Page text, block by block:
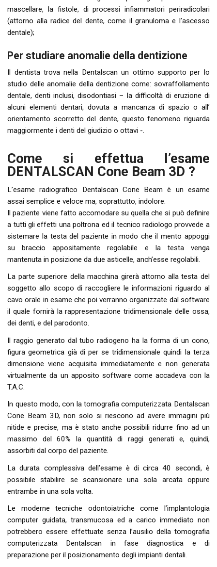
mascellare, la fistole, di processi infiammatori periradicolari
(attorno alla radice del dente, come il granuloma e l’ascesso
dentale);
Per studiare anomalie della dentizione
Il dentista trova nella Dentalscan un ottimo supporto per lo
studio delle anomalie della dentizione come: sovraffollamento
dentale, denti inclusi, disodontiasi – la difficoltà di eruzione di
alcuni elementi dentari, dovuta a mancanza di spazio o all’
orientamento scorretto del dente, questo fenomeno riguarda
maggiormente i denti del giudizio o ottavi -.
Come si effettua l’esame
DENTALSCAN Cone Beam 3D ?
L’esame radiografico Dentalscan Cone Beam è un esame
assai semplice e veloce ma, soprattutto, indolore.
Il paziente viene fatto accomodare su quella che si può definire
a tutti gli effetti una poltrona ed il tecnico radiologo provvede a
sistemare la testa del paziente in modo che il mento appoggi
su braccio appositamente regolabile e la testa venga
mantenuta in posizione da due asticelle, anch’esse regolabili.
La parte superiore della macchina girerà attorno alla testa del
soggetto allo scopo di raccogliere le informazioni riguardo al
cavo orale in esame che poi verranno organizzate dal software
il quale fornirà la rappresentazione tridimensionale delle ossa,
dei denti, e del parodonto.
Il raggio generato dal tubo radiogeno ha la forma di un cono,
figura geometrica già di per se tridimensionale quindi la terza
dimensione viene acquisita immediatamente e non generata
virtualmente da un apposito software come accadeva con la
T.A.C.
In questo modo, con la tomografia computerizzata Dentalscan
Cone Beam 3D, non solo si riescono ad avere immagini più
nitide e precise, ma è stato anche possibili ridurre fino ad un
massimo del 60% la quantità di raggi generati e, quindi,
assorbiti dal corpo del paziente.
La durata complessiva dell’esame è di circa 40 secondi, è
possibile stabilire se scansionare una sola arcata oppure
entrambe in una sola volta.
Le moderne tecniche odontoiatriche come l’implantologia
computer guidata, transmucosa ed a carico immediato non
potrebbero essere effettuate senza l’ausilio della tomografia
computerizzata Dentalscan in fase diagnostica e di
preparazione per il posizionamento degli impianti dentali.